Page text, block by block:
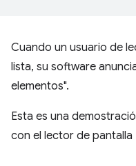
Cuando un usuario de
lista, su software
elementos".
Esta es una
con el lector de pantalla